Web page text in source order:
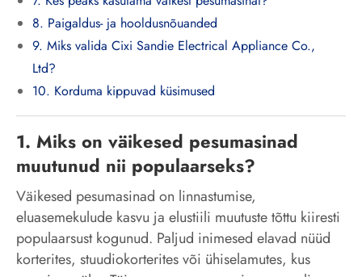
8. Paigaldus- ja hooldusnõuanded
9. Miks valida Cixi Sandie Electrical Appliance Co.,
Ltd?
10. Korduma kippuvad küsimused
1. Miks on väikesed pesumasinad
muutunud nii populaarseks?
Väikesed pesumasinad on linnastumise,
eluasemekulude kasvu ja elustiili muutuste tõttu kiiresti
populaarsust kogunud. Paljud inimesed elavad nüüd
korterites, stuudiokorterites või ühiselamutes, kus